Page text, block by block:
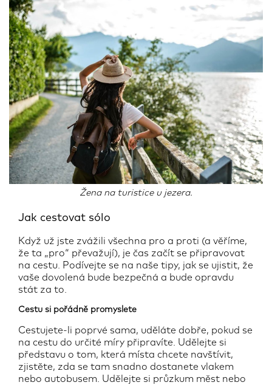
Žena na turistice u jezera.
Jak cestovat sólo
Když už jste zvážili všechna pro a proti (a věříme,
že ta „pro“ převažují), je čas začít se připravovat
na cestu. Podívejte se na naše tipy, jak se ujistit, že
vaše dovolená bude bezpečná a bude opravdu
stát za to.
Cestu si pořádně promyslete
Cestujete-li poprvé sama, uděláte dobře, pokud se
na cestu do určité míry připravíte. Udělejte si
představu o tom, která místa chcete navštívit,
zjistěte, zda se tam snadno dostanete vlakem
nebo autobusem. Udělejte si průzkum měst nebo